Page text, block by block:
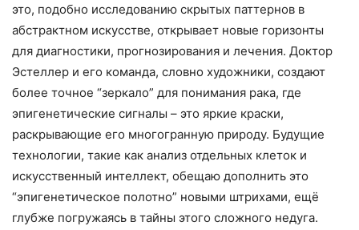
это, подобно исследованию скрытых паттернов в
абстрактном искусстве, открывает новые горизонты
для диагностики, прогнозирования и лечения. Доктор
Эстеллер и его команда, словно художники, создают
более точное “зеркало” для понимания рака, где
эпигенетические сигналы – это яркие краски,
раскрывающие его многогранную природу. Будущие
технологии, такие как анализ отдельных клеток и
искусственный интеллект, обещаю дополнить это
“эпигенетическое полотно” новыми штрихами, ещё
глубже погружаясь в тайны этого сложного недуга.